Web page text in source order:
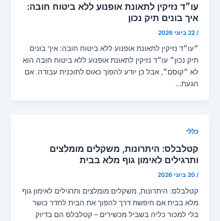
עו״ד נזיקין לתאונת אופנוע ללא ביטוח חובה:
איך בונים תיק נכון
/22 ביוני 2026
״עו״ד נזיקין לתאונת אופנוע ללא ביטוח חובה: איך בונים
תיק נכון״ עו״ד נזיקין לתאונת אופנוע ללא ביטוח חובה הוא
לא ״קוסם״, אבל כן יודע להפוך כאוס לתוכנית עבודה. אם
הגעת…
כללי
קטלבלס: היתרונות, משקלים מומלצים
ותרגילים לאימון גוף מלא בבית
/20 ביוני 2026
קטלבלס: היתרונות, משקלים מומלצים ותרגילים לאימון גוף
מלא בבית אם חיפשת דרך להפוך את הבית לחדר כושר
בלי למכור כליה בשביל מכשירים – קטלבלס הם בדיוק